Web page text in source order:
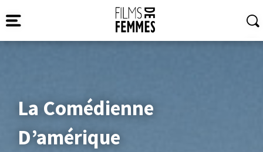
La Comédienne
D’amérique